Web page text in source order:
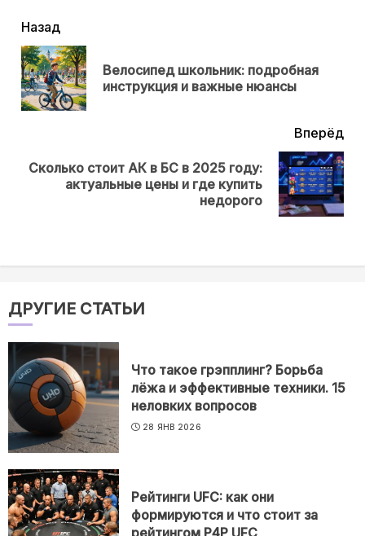
читать
еще
Назад
Велосипед школьник: подробная
инструкция и важные нюансы
Вперёд
Сколько стоит АК в БС в 2025 году:
актуальные цены и где купить
недорого
ДРУГИЕ СТАТЬИ
Что такое грэпплинг? Борьба
лёжа и эффективные техники. 15
неловких вопросов
28 ЯНВ 2026
Рейтинги UFC: как они
формируются и что стоит за